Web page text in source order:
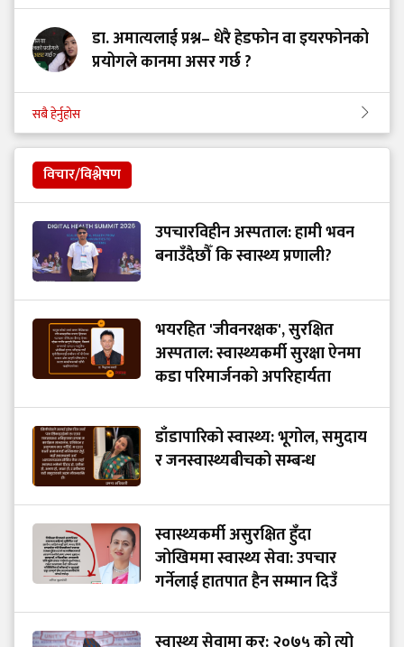
डा. अमात्यलाई प्रश्न– धेरै हेडफोन वा इयरफोनको
प्रयोगले कानमा असर गर्छ ?
सबै हेर्नुहोस
विचार/विश्लेषण
उपचारविहीन अस्पताल: हामी भवन
बनाउँदैछौँ कि स्वास्थ्य प्रणाली?
भयरहित 'जीवनरक्षक', सुरक्षित
अस्पताल: स्वास्थ्यकर्मी सुरक्षा ऐनमा
कडा परिमार्जनको अपरिहार्यता
डाँडापारिको स्वास्थ्य: भूगोल, समुदाय
र जनस्वास्थ्यबीचको सम्बन्ध
स्वास्थ्यकर्मी असुरक्षित हुँदा
जोखिममा स्वास्थ्य सेवा: उपचार
गर्नेलाई हातपात हैन सम्मान दिउँ